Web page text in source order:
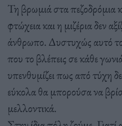
Τη βρωμιά στα πεζοδρόμια
φτώχεια και η μιζέρια δεν
άνθρωπο. Δυστυχώς αυτό
που το βλέπεις σε κάθε
υπενθυμίζει πως από τύχη
εύκολα θα μπορούσα να
μελλοντικά.